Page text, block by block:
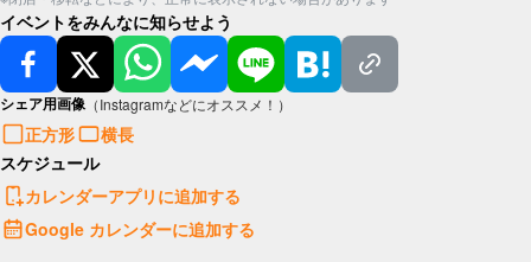
イベントをみんなに知らせよう
シェア用画像 （Instagramなどにオススメ！）
正方形
横長
スケジュール
カレンダーアプリに追加する
Google カレンダーに追加する